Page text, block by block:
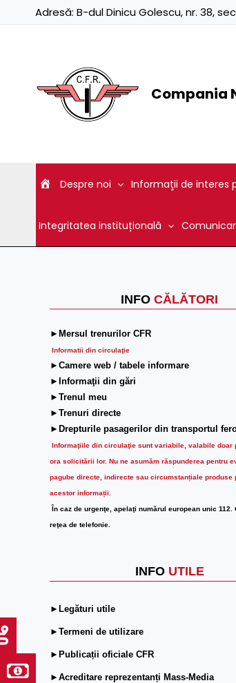
Adresă: B-dul Dinicu Golescu, nr. 38,
Compania
Despre noi Informaţii de interes
Integritatea instituțională
INFO CĂLĂTORI
►Mersul trenurilor CFR
Informatii din circulaţie
►Camere web / tabele informare
►Informaţii din gări
►Trenul meu
►Trenuri directe
►Drepturile pasagerilor din transportul
Informaţiile din circulaţie sunt variabile, valabile doar
ora solicitării lor. Nu ne asumăm răspunderea pentru
pagube directe, indirecte sau circumstanțiale produse
acestor informații.
În caz de urgenţe, apelaţi numărul european unic 112.
reţea de telefonie.
INFO UTILE
►Legături utile
►Termeni de utilizare
►Publicații oficiale CFR
►Acreditare reprezentanți Mass-Media